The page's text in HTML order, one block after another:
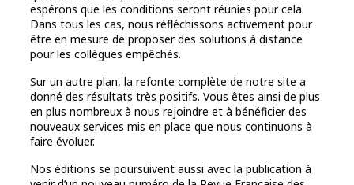
espérons que les conditions seront réunies pour cela.
Dans tous les cas, nous réfléchissons activement pour
être en mesure de proposer des solutions à distance
pour les collègues empêchés.
Sur un autre plan, la refonte complète de notre site a
donné des résultats très positifs. Vous êtes ainsi de plus
en plus nombreux à nous rejoindre et à bénéficier des
nouveaux services mis en place que nous continuons à
faire évoluer.
Nos éditions se poursuivent aussi avec la publication à